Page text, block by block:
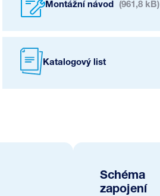
Montážní návod (961,8 kB)
Katalogový list
Schéma
zapojení